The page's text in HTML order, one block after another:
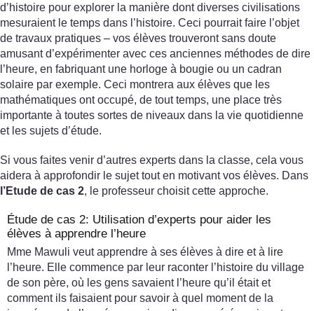
d’histoire pour explorer la manière dont diverses civilisations
mesuraient le temps dans l’histoire. Ceci pourrait faire l’objet
de travaux pratiques – vos élèves trouveront sans doute
amusant d’expérimenter avec ces anciennes méthodes de dire
l’heure, en fabriquant une horloge à bougie ou un cadran
solaire par exemple. Ceci montrera aux élèves que les
mathématiques ont occupé, de tout temps, une place très
importante à toutes sortes de niveaux dans la vie quotidienne
et les sujets d’étude.
Si vous faites venir d’autres experts dans la classe, cela vous
aidera à approfondir le sujet tout en motivant vos élèves. Dans
l’Etude de cas 2, le professeur choisit cette approche.
Étude de cas 2: Utilisation d’experts pour aider les
élèves à apprendre l’heure
Mme Mawuli veut apprendre à ses élèves à dire et à lire
l’heure. Elle commence par leur raconter l’histoire du village
de son père, où les gens savaient l’heure qu’il était et
comment ils faisaient pour savoir à quel moment de la